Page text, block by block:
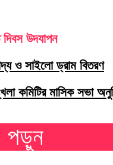
দিবস উদযাপন
ও সাইলো ড্রাম বিতরণ
কমিটির মাসিক সভা
পড়ুন